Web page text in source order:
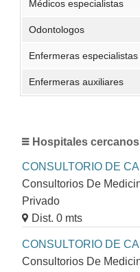
Médicos especialistas
Odontologos
Enfermeras especialistas
Enfermeras auxiliares
Hospitales cercanos
CONSULTORIO DE
Consultorios De
Privado
Dist. 0 mts
CONSULTORIO DE
Consultorios De